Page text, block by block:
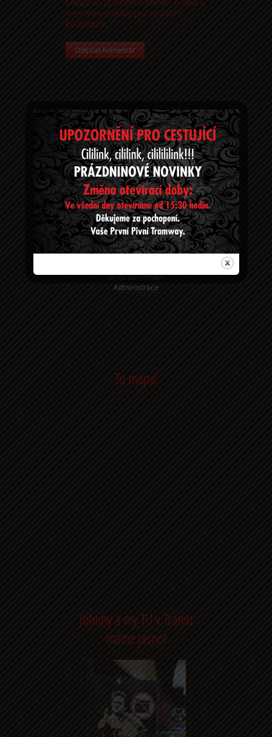
Uložit do prohlížeče jméno, e-mail a
webovou stránku pro budoucí
komentáře.
Tu gde sme!
Na Chodovci 1a, Praha 4, 140 00
Konečná tramvaje č. 11 Spořilov
Taxikáři už znají:
Bejčkovo náměstí
Telefon: +420 27 27 65 68 3
Email:
PrvniPivniTramway@seznam.cz
Otevírací doba:
Všední den od 14:00 do 00:00??
hodin.
do 00:00?? hodin.
Administrace
Tu mapa!
Johnny a my TU v Tramu
máme jasno!